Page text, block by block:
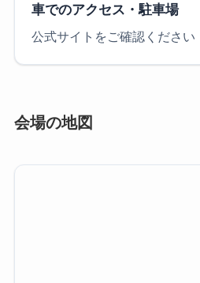
車でのアクセス・駐車場
公式サイトをご確認ください
会場の地図